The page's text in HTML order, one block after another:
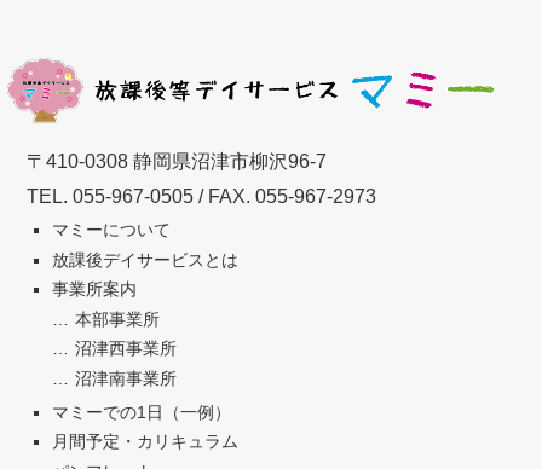
〒410-0308 静岡県沼津市柳沢96-7
TEL.055-967-0505 / FAX. 055-967-2973
マミーについて
放課後デイサービスとは
事業所案内
本部事業所
沼津西事業所
沼津南事業所
マミーでの1日（一例）
月間予定・カリキュラム